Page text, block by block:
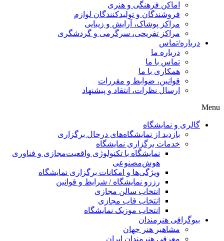
اماکن فرهنگی و هنری
فروشندگان و تولیدکنندگان لوازم
مراکز پوشاک، آرایش و زیبایی
مراکز تفریحی، سرگرمی و گردشگری
درباره/تماس
درباره ما
تماس با ما
همکاری با ما
قوانین، ضوابط و مقررات
ارسال نظرات، انتقاد و پیشنهاد
Menu
گالری و نمایشگاه
بازدید از نمایشگاه‌های درحال برگزاری
خدمات برگزاری نمایشگاه
نمایشگاه با تکنولوژی واقعیت‌مجازی و فناوری
هوش‌مصنوعی
ویژگی‌ها و امکانات برگزاری نمایشگاه
رزرو نمایشگاه / شرایط و قوانین
انتخاب سالن مجازی
انتخاب قاب مجازی
انتخاب موزیک نمایشگاه
بیوگرافی هنرمندان
مشاهیر هنر جهان
معرفی هنرمندان ایران